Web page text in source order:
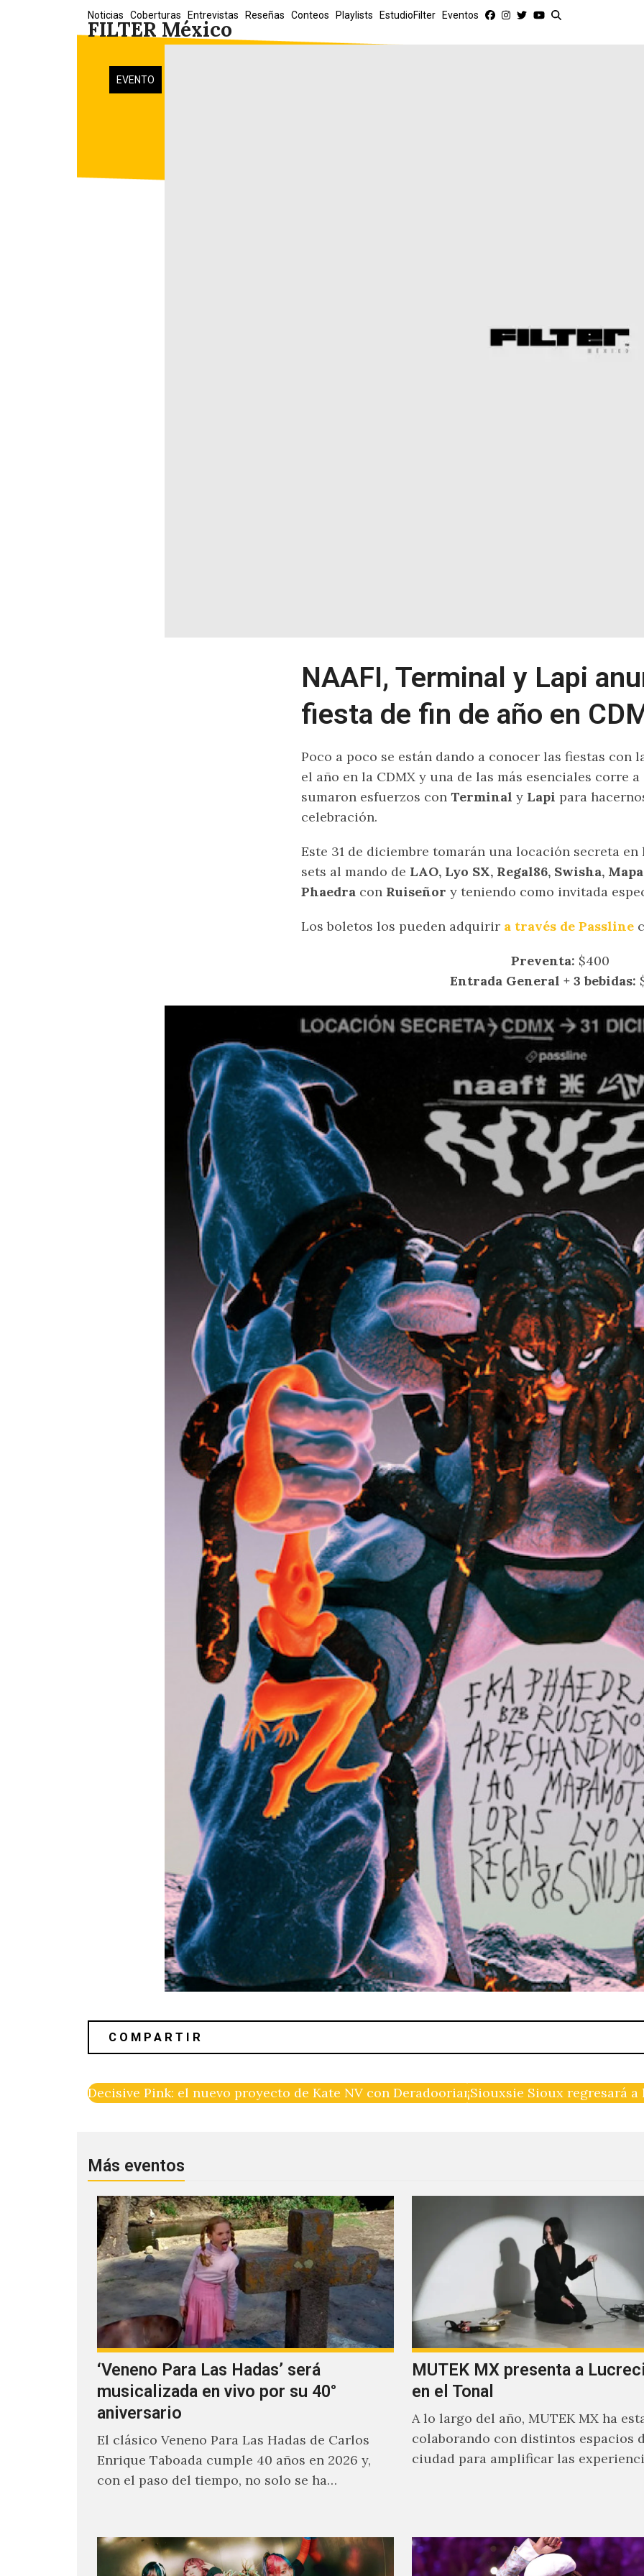
FILTER México
Noticias Coberturas Entrevistas Reseñas Conteos Playlists EstudioFilter Eventos
EVENTO
NAAFI, Terminal y Lapi
fiesta de fin de año en
Poco a poco se están dando a conocer las fiestas con
el año en la CDMX y una de las más esenciales corre
sumaron esfuerzos con Terminal y Lapi para
celebración.
Este 31 de diciembre tomarán una locación secreta
sets al mando de LAO, Lyo SX, Regal86, Swisha,
Phaedra con Ruiseñor y teniendo como invitada
Los boletos los pueden adquirir a través de Passline
Preventa: $400
Entrada General + 3 bebidas:
Decisive Pink: el nuevo proyecto de Kate NV con Deradoorian¡Siouxsie Sioux regresará
Más eventos
‘Veneno Para Las Hadas’ será
musicalizada en vivo por su 40°
aniversario
El clásico Veneno Para Las Hadas de Carlos
Enrique Taboada cumple 40 años en 2026 y,
con el paso del tiempo, no solo se ha…
MUTEK MX presenta a
en el Tonal
A lo largo del año, MUTEK MX ha
colaborando con distintos espacios
ciudad para amplificar las